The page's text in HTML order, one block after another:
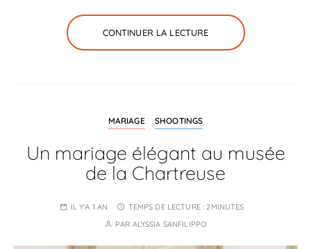
CONTINUER LA LECTURE
MARIAGE SHOOTINGS
Un mariage élégant au musée
de la Chartreuse
IL Y'A 1 AN TEMPS DE LECTURE :2MINUTES
PAR ALYSSIA SANFILIPPO